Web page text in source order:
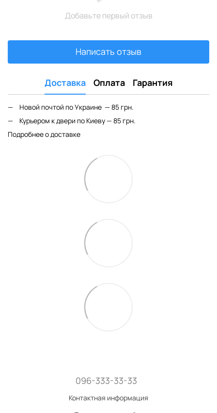
Добавьте первый отзыв
Написать отзыв
Доставка Оплата Гарантия
Новой почтой по Украине — 85 грн.
Курьером к двери по Киеву — 85 грн.
Подробнее о доставке
096-333-33-33
Контактная информация